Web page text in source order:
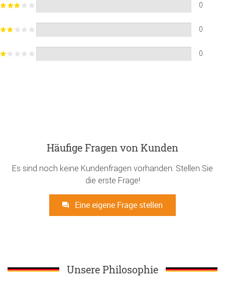
0
0
0
Häufige Fragen von Kunden
Es sind noch keine Kundenfragen vorhanden. Stellen Sie
die erste Frage!
Eine eigene Frage stellen
Unsere Philosophie